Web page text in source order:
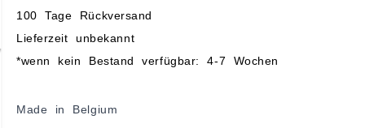
100 Tage Rückversand
Lieferzeit unbekannt
*wenn kein Bestand verfügbar: 4-7 Wochen
Made in Belgium